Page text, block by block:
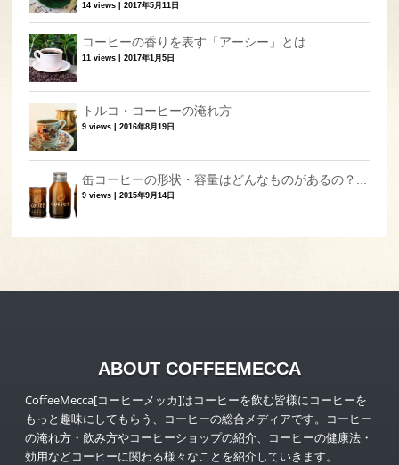
14 views |2017年5月11日
コーヒーの香りを表す「アーシー」とは
11 views |2017年1月5日
トルコ・コーヒーの淹れ方
9 views |2016年8月19日
缶コーヒーの形状・容量はどんなものがあるの？...
9 views |2015年9月14日
ABOUT COFFEEMECCA
CoffeeMecca[コーヒーメッカ]はコーヒーを飲む皆様にコーヒーを
もっと趣味にしてもらう、コーヒーの総合メディアです。コーヒー
の淹れ方・飲み方やコーヒーショップの紹介、コーヒーの健康法・
効用などコーヒーに関わる様々なことを紹介していきます。